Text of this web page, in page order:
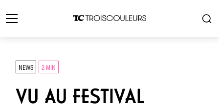
NEWS 2 MIN
VU AU FESTIVAL